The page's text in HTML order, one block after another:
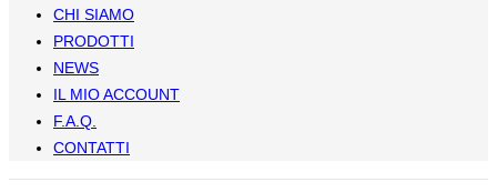
CHI SIAMO
PRODOTTI
NEWS
IL MIO ACCOUNT
F.A.Q.
CONTATTI